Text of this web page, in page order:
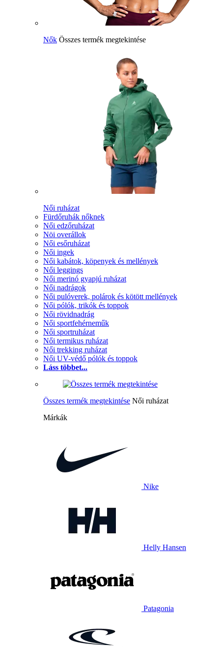
Nők Összes termék megtekintése
Női ruházat
Fürdőruhák nőknek
Női edzőruházat
Nöi overállok
Női esőruházat
Női ingek
Női kabátok, köpenyek és mellények
Női leggings
Női merinó gyapjú ruházat
Női nadrágok
Női pulóverek, polárok és kötött mellények
Női pólók, trikók és toppok
Női rövidnadrág
Női sportfehérneműk
Női sportruházat
Női termikus ruházat
Női trekking ruházat
Női UV-védő pólók és toppok
Láss többet...
Összes termék megtekintése Női ruházat
Márkák
Nike
Helly Hansen
Patagonia